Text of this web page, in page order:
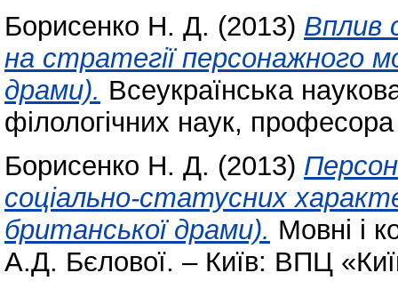
Борисенко Н. Д. (2013) Вплив
на стратегії персонажного
драми). Всеукраїнська
філологічних наук,
Борисенко Н. Д. (2013)
соціально-статусних
британської драми). Мовні і
А.Д. Бєлової. – Київ: ВПЦ